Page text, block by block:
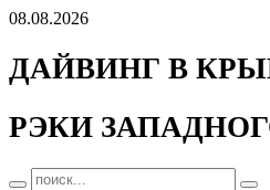
08.08.2026
ДАЙВИНГ В
РЭКИ